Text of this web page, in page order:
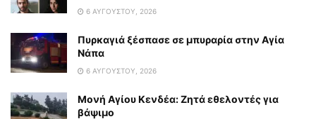
6 ΑΥΓΟΎΣΤΟΥ, 2026
Πυρκαγιά ξέσπασε σε μπυραρία στην Αγία
Νάπα
6 ΑΥΓΟΎΣΤΟΥ, 2026
Μονή Αγίου Κενδέα: Ζητά εθελοντές για
βάψιμο